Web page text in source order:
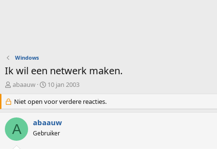
Windows
Ik wil een netwerk maken.
O
d
e
r
w
e
abaauw
S
a
r
d
a
10 jan 2003
Niet open voor verdere reacties.
A abaauw
Gebruiker